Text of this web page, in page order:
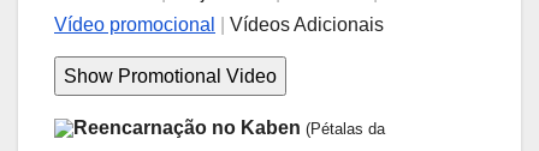
Vídeo promocional
Vídeos Adicionais
Reencarnação no Kaben (Pétalas da